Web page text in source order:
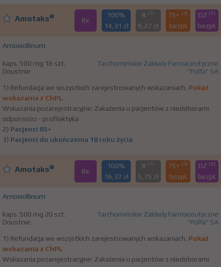
Amotaks® Rx
100%
14,31 zł
R (1)
6,27 zł
75+ (2)
bezpł.
DZ (3)
bezpł.
Amoxicillinum
kaps. 500 mg 16 szt.
Doustnie
Tarchomińskie Zakłady Farmaceutyczne
"Polfa" SA
1) Refundacja we wszystkich zarejestrowanych wskazaniach. Pokaż
wskazania z ChPL
Wskazania pozarejestracyjne: Zakażenia u pacjentów z niedoborami
odporności - profilaktyka
2) Pacjenci 65+
3) Pacjenci do ukończenia 18 roku życia
Amotaks® Rx
100%
16,37 zł
R (1)
5,75 zł
75+ (2)
bezpł.
DZ (3)
bezpł.
Amoxicillinum
kaps. 500 mg 20 szt.
Doustnie
Tarchomińskie Zakłady Farmaceutyczne
"Polfa" SA
1) Refundacja we wszystkich zarejestrowanych wskazaniach. Pokaż
wskazania z ChPL
Wskazania pozarejestracyjne: Zakażenia u pacjentów z niedoborami